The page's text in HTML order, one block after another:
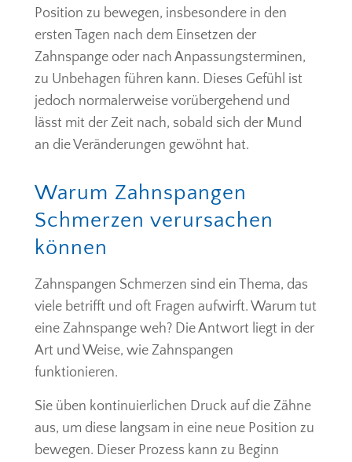
Position zu bewegen, insbesondere in den
ersten Tagen nach dem Einsetzen der
Zahnspange oder nach Anpassungsterminen,
zu Unbehagen führen kann. Dieses Gefühl ist
jedoch normalerweise vorübergehend und
lässt mit der Zeit nach, sobald sich der Mund
an die Veränderungen gewöhnt hat.
Warum Zahnspangen
Schmerzen verursachen
können
Zahnspangen Schmerzen sind ein Thema, das
viele betrifft und oft Fragen aufwirft. Warum tut
eine Zahnspange weh? Die Antwort liegt in der
Art und Weise, wie Zahnspangen
funktionieren.
Sie üben kontinuierlichen Druck auf die Zähne
aus, um diese langsam in eine neue Position zu
bewegen. Dieser Prozess kann zu Beginn